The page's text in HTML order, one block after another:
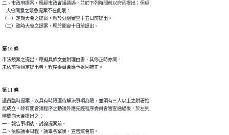
二、市政府提案，應經市政會議通過，並於下列時間前以府函提出；但經
    大會同意之緊急提案不在此限：
（一）定期大會之提案，應於分組審查十五日前提出。
（二）臨時大會之提案，應於開會十日前提出。
第 10 條
市法規案之提出，應擬具條文並附理由書，其修正時亦同。
未依前項規定提出者，程序委員會應予退回補正。
第 11 條
議員臨時提案，以具有時限亟待解決事項為限，並須有三人以上之附署始
能成立。除有關會議程序之動議外應先經程序委員會審查通過後，於左列
時間向大會提出之：
一、報告事項後，討論提案前。
二、依照議事日程，議畢各案後，宣告散會前。